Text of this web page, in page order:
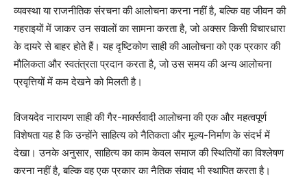
व्यवस्था या राजनीतिक संरचना की आलोचना करना नहीं है, बल्कि वह जीवन की
गहराइयों में जाकर उन सवालों का सामना करता है, जो अक्सर किसी विचारधारा
के दायरे से बाहर होते हैं। यह दृष्टिकोण साही की आलोचना को एक प्रकार की
मौलिकता और स्वतंत्रता प्रदान करता है, जो उस समय की अन्य आलोचना
प्रवृत्तियों में कम देखने को मिलती है।
विजयदेव नारायण साही की गैर-मार्क्सवादी आलोचना की एक और महत्वपूर्ण
विशेषता यह है कि उन्होंने साहित्य को नैतिकता और मूल्य-निर्माण के संदर्भ में
देखा। उनके अनुसार, साहित्य का काम केवल समाज की स्थितियों का विश्लेषण
करना नहीं है, बल्कि वह एक प्रकार का नैतिक संवाद भी स्थापित करता है।